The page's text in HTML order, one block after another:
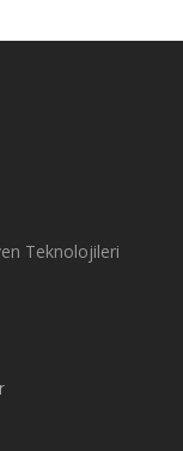
Teknolojileri